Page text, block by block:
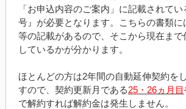
「お申込内容のご案内」に記載されて
号』が必要となります。こちらの書類に
等の記載があるので、そこから現在まで
しているかが分かります。
ほとんどの方は2年間の自動延伸契約を
すので、契約更新月である25・26ヵ月目
で解約すれば解約金は発生しません。